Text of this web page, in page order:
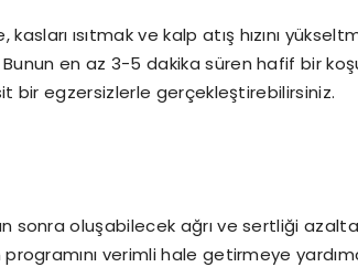
ısıtmak ve kalp atış hızını
en az 3-5 dakika süren hafif bir
egzersizlerle gerçekleştirebilirsiniz.
sonra oluşabilecek ağrı ve sertliği
verimli hale getirmeye